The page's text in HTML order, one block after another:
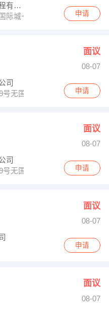
四川保利中南建筑装饰工程有限公司
际城一期一栋一单元418号
申请
面议
08-07
司
号无国界
申请
面议
08-07
司
号无国界
申请
面议
08-07
申请
面议
08-07